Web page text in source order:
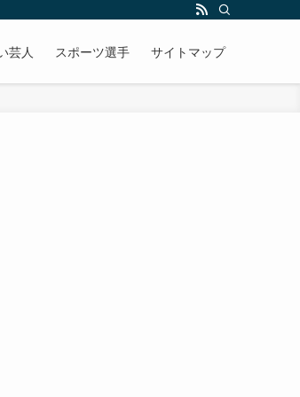
芸人 スポーツ選手 サイトマップ